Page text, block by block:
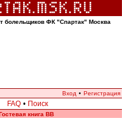
болельщиков ФК "Спартак" Москва
Вход • Регистрация
FAQ • Поиск
книга ВВ